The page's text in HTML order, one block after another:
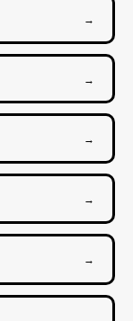
→
→
→
→
→